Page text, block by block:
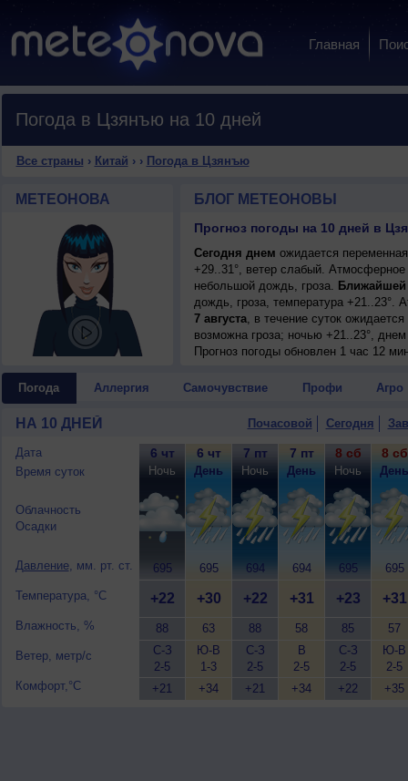
Главная
Погода в Цзянъю на 10 дней
Все страны › Китай › › Погода в Цзянъю
МЕТЕОНОВА БЛОГ МЕТЕОНОВЫ
Прогноз погоды на 10 дней в
Сегодня днем ожидается
+29..31°, ветер слабый.
небольшой дождь, гроза.
дождь, гроза, температура +21..23°.
7 августа, в течение суток
возможна гроза; ночью +21..23°,
8 августа, ожидается переменная
9 августа, в течение суток на фоне
10 августа, ожидается малооблачная
днем +31..33°, ветер слабый.
Прогноз погоды обновлен 1 час 12
Погода Аллергия Самочувствие Профи Агро
НА 10 ДНЕЙ Почасовой Сегодня
Дата
Время суток
Облачность
Осадки
Давление, мм. рт. ст.
Температура, °C
Влажность, %
Ветер, метр/с
Комфорт,°C
6 чт
Ночь
695
+22
88
С-З
2-5
+21
6 чт
День
695
+30
63
Ю-В
1-3
+34
7 пт
Ночь
694
+22
88
С-З
2-5
+21
7 пт
День
694
+31
58
В
2-5
+34
8 сб
Ночь
695
+23
85
С-З
2-5
+22
8 сб
День
695
+31
57
Ю-В
2-5
+35